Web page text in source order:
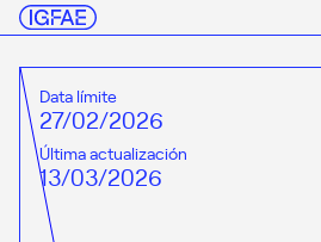
Data límite
27/02/2026
Última actualización
13/03/2026